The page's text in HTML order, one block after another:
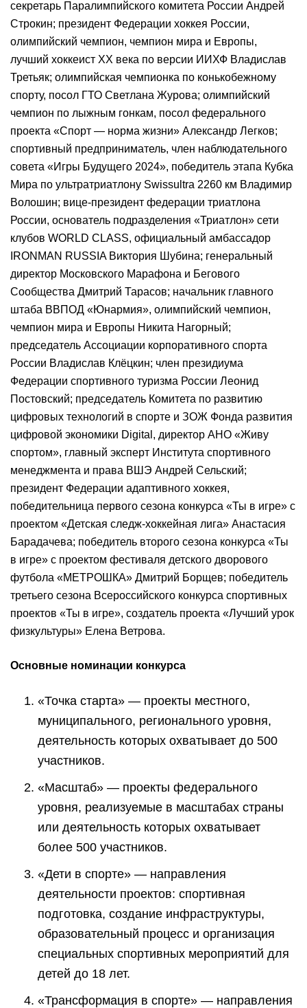
секретарь Паралимпийского комитета России Андрей
Строкин; президент Федерации хоккея России,
олимпийский чемпион, чемпион мира и Европы,
лучший хоккеист ХХ века по версии ИИХФ Владислав
Третьяк; олимпийская чемпионка по конькобежному
спорту, посол ГТО Светлана Журова; олимпийский
чемпион по лыжным гонкам, посол федерального
проекта «Спорт — норма жизни» Александр Легков;
спортивный предприниматель, член наблюдательного
совета «Игры Будущего 2024», победитель этапа Кубка
Мира по ультратриатлону Swissultra 2260 км Владимир
Волошин; вице-президент федерации триатлона
России, основатель подразделения «Триатлон» сети
клубов WORLD CLASS, официальный амбассадор
IRONMAN RUSSIA Виктория Шубина; генеральный
директор Московского Марафона и Бегового
Сообщества Дмитрий Тарасов; начальник главного
штаба ВВПОД «Юнармия», олимпийский чемпион,
чемпион мира и Европы Никита Нагорный;
председатель Ассоциации корпоративного спорта
России Владислав Клёцкин; член президиума
Федерации спортивного туризма России Леонид
Постовский; председатель Комитета по развитию
цифровых технологий в спорте и ЗОЖ Фонда развития
цифровой экономики Digital, директор АНО «Живу
спортом», главный эксперт Института спортивного
менеджмента и права ВШЭ Андрей Сельский;
президент Федерации адаптивного хоккея,
победительница первого сезона конкурса «Ты в игре» с
проектом «Детская следж-хоккейная лига» Анастасия
Барадачева; победитель второго сезона конкурса «Ты
в игре» с проектом фестиваля детского дворового
футбола «МЕТРОШКА» Дмитрий Борщев; победитель
третьего сезона Всероссийского конкурса спортивных
проектов «Ты в игре», создатель проекта «Лучший урок
физкультуры» Елена Ветрова.
Основные номинации конкурса
«Точка старта» — проекты местного,
муниципального, регионального уровня,
деятельность которых охватывает до 500
участников.
«Масштаб» — проекты федерального
уровня, реализуемые в масштабах страны
или деятельность которых охватывает
более 500 участников.
«Дети в спорте» — направления
деятельности проектов: спортивная
подготовка, создание инфраструктуры,
образовательный процесс и организация
специальных спортивных мероприятий для
детей до 18 лет.
«Трансформация в спорте» — направления